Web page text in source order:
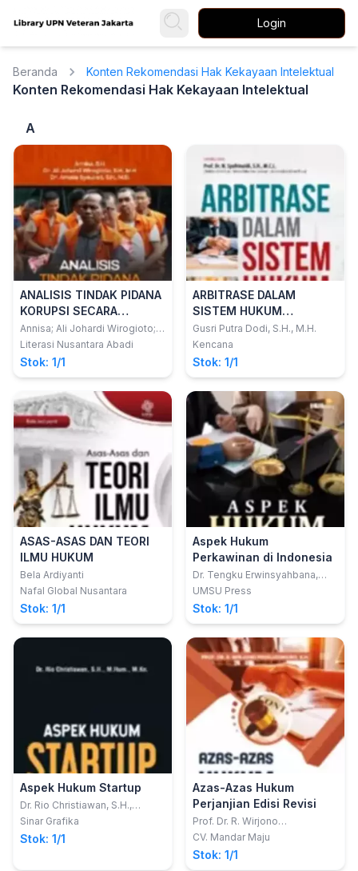
Login
Beranda Konten Rekomendasi Hak Kekayaan Intelektual
Konten Rekomendasi Hak Kekayaan Intelektual
A
ANALISIS TINDAK PIDANA
KORUPSI SECARA
CONCURCUS: TEORI &
PRAKTIK
Annisa; Ali Johardi Wirogioto;
Amalia Syauket
Literasi Nusantara Abadi
Stok: 1/1
ARBITRASE DALAM
SISTEM HUKUM
INDONESIA
Gusri Putra Dodi, S.H., M.H.
Kencana
Stok: 1/1
ASAS-ASAS DAN TEORI
ILMU HUKUM
Bela Ardiyanti
Nafal Global Nusantara
Stok: 1/1
Aspek Hukum
Perkawinan di Indonesia
Dr. Tengku Erwinsyahbana,
S.H., M.Hum.; Tengku Rizq
UMSU Press
Stok: 1/1
Aspek Hukum Startup
Dr. Rio Christiawan, S.H.,
M.Hum., M.Kn.
Sinar Grafika
Stok: 1/1
Azas-Azas Hukum
Perjanjian Edisi Revisi
Prof. Dr. R. Wirjono
Prodjodikoro, S.H.
CV. Mandar Maju
Stok: 1/1